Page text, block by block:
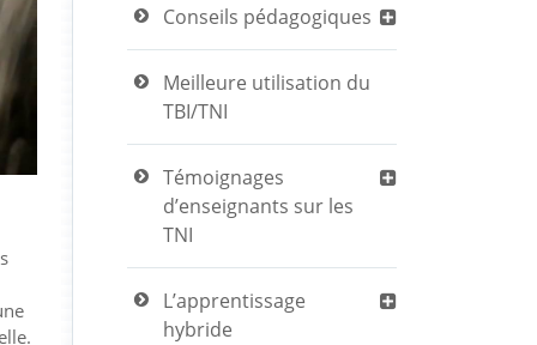
Conseils pédagogiques
Meilleure utilisation du
TBI/TNI
Témoignages
d’enseignants sur les
TNI
L’apprentissage
hybride